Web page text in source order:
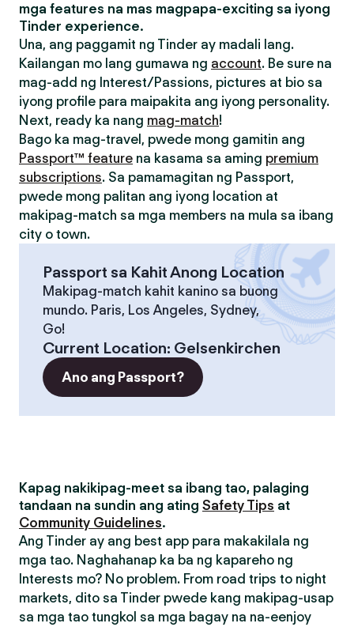
mga features na mas magpapa-exciting sa iyong
Tinder experience.
Una, ang paggamit ng Tinder ay madali lang.
Kailangan mo lang gumawa ng account. Be sure na
mag-add ng Interest/Passions, pictures at bio sa
iyong profile para maipakita ang iyong personality.
Next, ready ka nang mag-match!
Bago ka mag-travel, pwede mong gamitin ang
Passport™ feature na kasama sa aming premium
subscriptions. Sa pamamagitan ng Passport,
pwede mong palitan ang iyong location at
makipag-match sa mga members na mula sa ibang
city o town.
Passport sa Kahit Anong Location
Makipag-match kahit kanino sa buong
mundo. Paris, Los Angeles, Sydney,
Go!
Current Location: Gelsenkirchen
Ano ang Passport?
Kapag nakikipag-meet sa ibang tao, palaging
tandaan na sundin ang ating Safety Tips at
Community Guidelines.
Ang Tinder ay ang best app para makakilala ng
mga tao. Naghahanap ka ba ng kapareho ng
Interests mo? No problem. From road trips to night
markets, dito sa Tinder pwede kang makipag-usap
sa mga tao tungkol sa mga bagay na na-eenjoy